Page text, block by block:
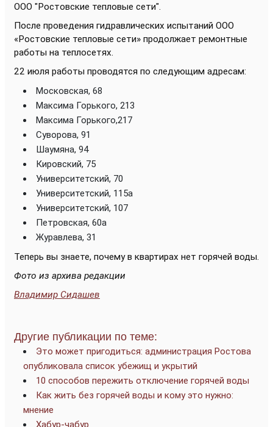
ООО "Ростовские тепловые сети".
После проведения гидравлических испытаний ООО
«Ростовские тепловые сети» продолжает ремонтные
работы на теплосетях.
22 июля работы проводятся по следующим адресам:
Московская, 68
Максима Горького, 213
Максима Горького,217
Суворова, 91
Шаумяна, 94
Кировский, 75
Университетский, 70
Университетский, 115а
Университетский, 107
Петровская, 60а
Журавлева, 31
Теперь вы знаете, почему в квартирах нет горячей воды.
Фото из архива редакции
Владимир Сидашев
Другие публикации по теме:
Это может пригодиться: администрация Ростова
опубликовала список убежищ и укрытий
10 способов пережить отключение горячей воды
Как жить без горячей воды и кому это нужно:
мнение
Хабур-чабур